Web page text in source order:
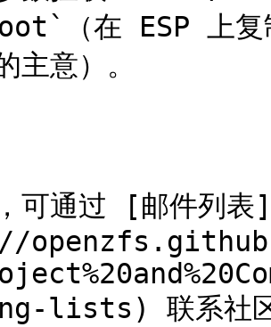
（在 ESP 上复
主意）。
可通过 [邮件列表]
lists) 联系社